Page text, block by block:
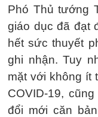
Phó Thủ tướng
giáo dục đã đạt
hết sức thuyết
ghi nhận. Tuy
mặt với không ít
COVID-19,
đổi mới căn